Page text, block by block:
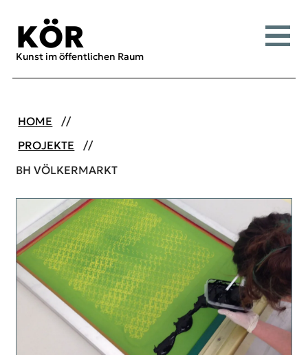
KÖR
Kunst im öffentlichen Raum
Menü
HOME
PROJEKTE
BH VÖLKERMARKT